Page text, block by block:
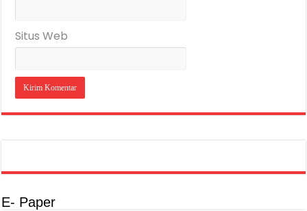
Situs Web
E- Paper